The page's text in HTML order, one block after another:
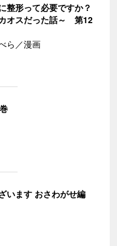
整形って必要ですか？
オスだった話～ 第12
ら／漫画
います おさわがせ編